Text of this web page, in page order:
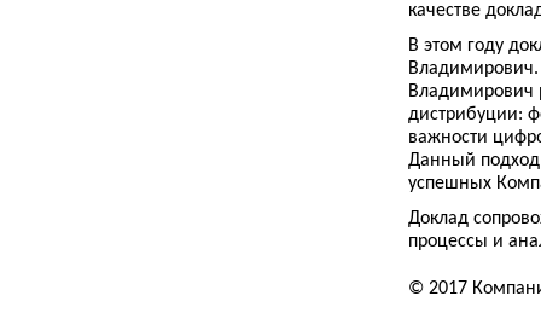
качестве
В этом году
Владимирович
дистрибуции:
важности
Данный подход
успешных
Доклад
процессы и
© 2017